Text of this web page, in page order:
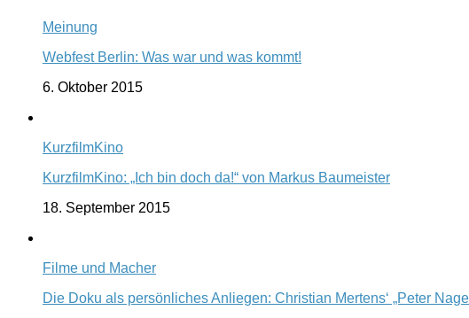
Meinung
Webfest Berlin: Was war und was kommt!
6. Oktober 2015
KurzfilmKino
KurzfilmKino: „Ich bin doch da!“ von Markus Baumeister
18. September 2015
Filme und Macher
Die Doku als persönliches Anliegen: Christian Mertens‘ „Peter